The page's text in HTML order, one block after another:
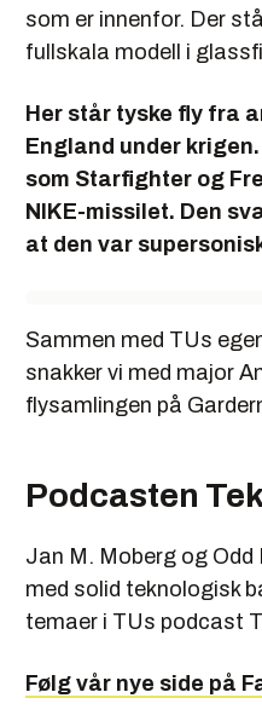
som er innenfor. Der
fullskala modell i
Her står tyske fly fra
England under
som Starfighter og
NIKE-missilet. Den
at den var
Sammen med TUs
snakker vi med major
flysamlingen på
Podcasten
Jan M. Moberg og Odd
med solid teknologisk
temaer i TUs podcast
Følg vår nye side på